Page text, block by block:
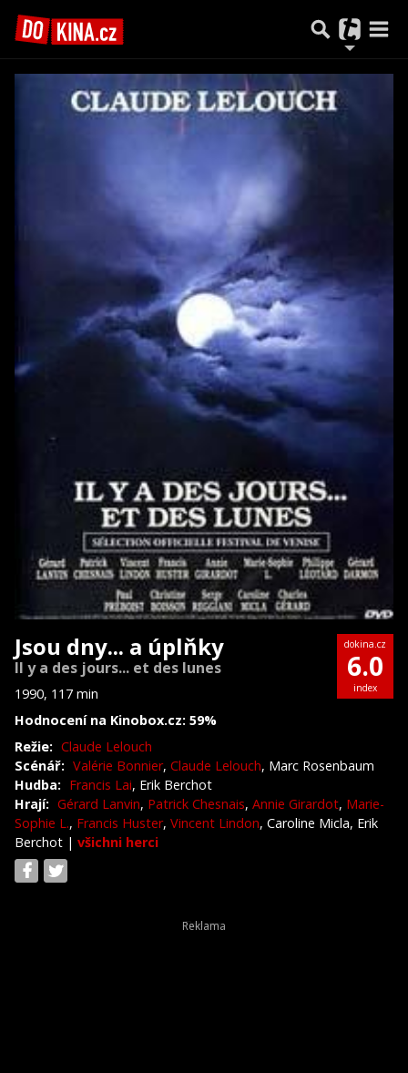
Jsou dny... a úplňky
Il y a des jours... et des lunes
1990, 117 min
Hodnocení na Kinobox.cz: 59%
dokina.cz
6.0
index
Režie: Claude Lelouch
Scénář: Valérie Bonnier, Claude Lelouch, Marc Rosenbaum
Hudba: Francis Lai, Erik Berchot
Hrají: Gérard Lanvin, Patrick Chesnais, Annie Girardot, Marie-
Sophie L., Francis Huster, Vincent Lindon, Caroline Micla, Erik
Berchot | všichni herci